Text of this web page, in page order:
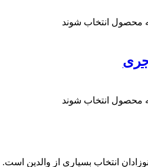
محصول انتخاب شوند
محصول انتخاب شوند
انتخاب بسیاری از والدین است.